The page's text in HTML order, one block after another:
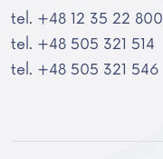
tel. +48 12 35 22 800
tel. +48 505 321 514
tel. +48 505 321 546